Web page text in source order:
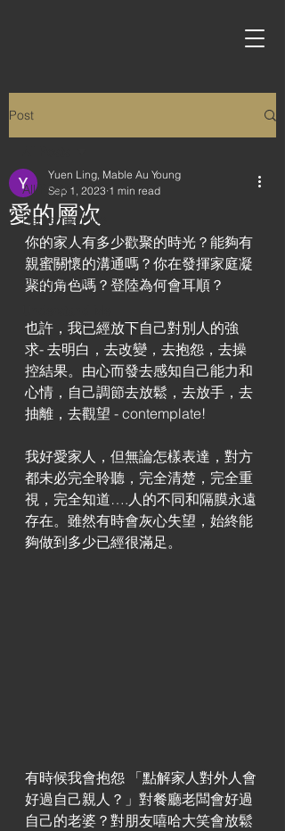
Post
All Posts
Remember Me
Proud of Me
Brighter Me
愛的層次
Yuen Ling, Mable Au Young
Sep 1, 2023 1 min read
你的家人有多少歡聚的時光？能夠有
親蜜關懷的溝通嗎？你在發揮家庭凝
聚的角色嗎？登陸為何會耳順？
也許，我已經放下自己對別人的強
求- 去明白，去改變，去抱怨，去操
控結果。由心而發去感知自己能力和
心情，自己調節去放鬆，去放手，去
抽離，去觀望 - contemplate!
我好愛家人，但無論怎樣表達，對方
都未必完全聆聽，完全清楚，完全重
視，完全知道….人的不同和隔膜永遠
存在。雖然有時會灰心失望，始終能
夠做到多少已經很滿足。
有時候我會抱怨 「點解家人對外人會
好過自己親人？」對餐廳老闆會好過
自己的老婆？對朋友嘻哈大笑會放鬆